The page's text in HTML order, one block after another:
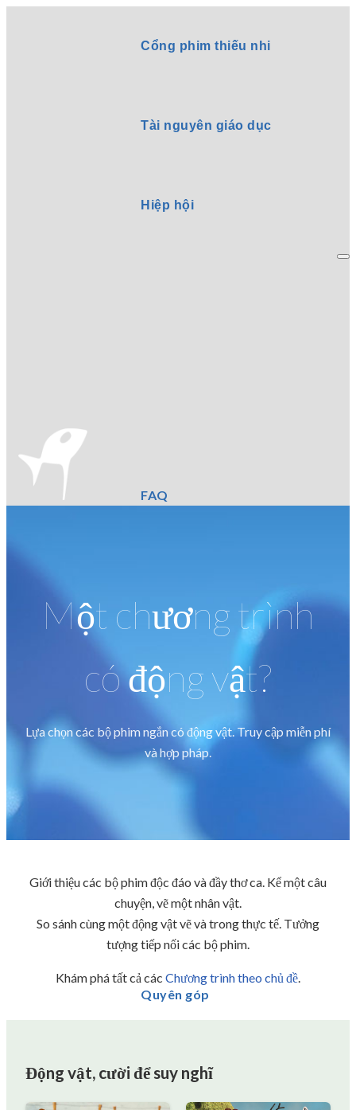
Cổng phim thiếu nhi
Tài nguyên giáo dục
Hiệp hội
FAQ
Quyên góp
Một chương trình
có động vật?
Lựa chọn các bộ phim ngắn có động vật. Truy cập miễn phí
và hợp pháp.
Giới thiệu các bộ phim độc đáo và đầy thơ ca. Kể một câu
chuyện, vẽ một nhân vật.
So sánh cùng một động vật vẽ và trong thực tế. Tưởng
tượng tiếp nối các bộ phim.
Khám phá tất cả các Chương trình theo chủ đề.
Động vật, cười để suy nghĩ